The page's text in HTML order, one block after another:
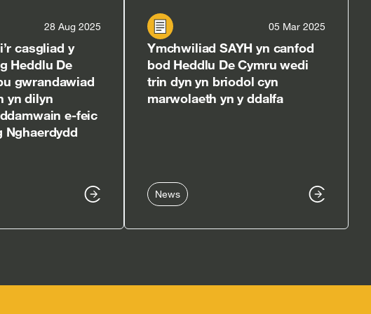
28 Aug 2025
casgliad y
Heddlu De
gwrandawiad
yn dilyn
e-feic
Nghaerdydd
05 Mar 2025
Ymchwiliad SAYH yn canfod
bod Heddlu De Cymru wedi
trin dyn yn briodol cyn
marwolaeth yn y ddalfa
News